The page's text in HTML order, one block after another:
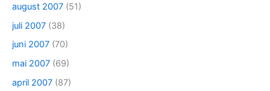
august 2007 (51)
juli 2007 (38)
juni 2007 (70)
mai 2007 (69)
april 2007 (87)